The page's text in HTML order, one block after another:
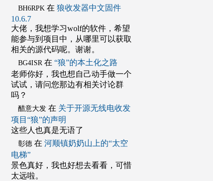
BH6RPK 在 狼收发器中文固件
10.6.7
大佬，我想学习wolf的软件，希望
能参与到项目中，从哪里可以获取
相关的源代码呢。谢谢。
BG4ISR 在 “狼”的本土化之路
老师你好，我也想自己动手做一个
试试，请问您那边有相关讨论群
吗？
醋意大发在 关于开源无线电收发
项目“狼”的声明
这些人也真是无语了
彰德在 河顺镇奶奶山上的“太空
电梯”
景色真好，我也好想去看看，可惜
太远啦。